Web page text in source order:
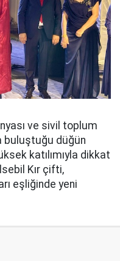
ve sivil toplum
buluştuğu düğün
katılımıyla dikkat
Kır çifti,
eşliğinde yeni